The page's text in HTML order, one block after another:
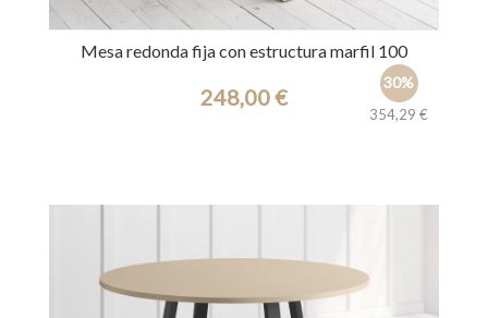
Mesa redonda fija con estructura marfil 100
30%
354,29 €
248,00 €